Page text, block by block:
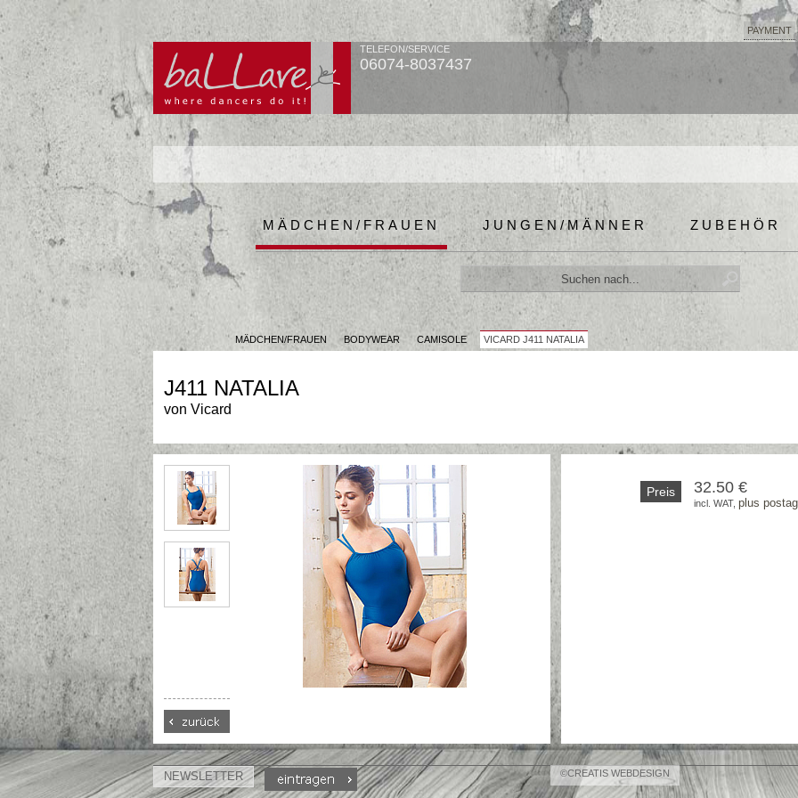
PAYMENT
TELEFON/SERVICE
06074-8037437
MÄDCHEN/FRAUEN JUNGEN/MÄNNER ZUBEHÖR
MÄDCHEN/FRAUEN BODYWEAR CAMISOLE VICARD J411 NATALIA
J411 NATALIA
von Vicard
Preis 32.50 €
incl. WAT, plus
NEWSLETTER ©CREATIS WEBDESIGN